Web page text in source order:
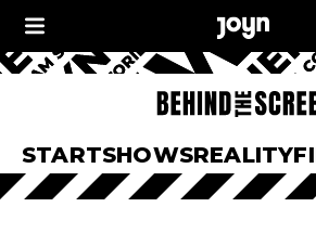
STARTSHOWSREALITY